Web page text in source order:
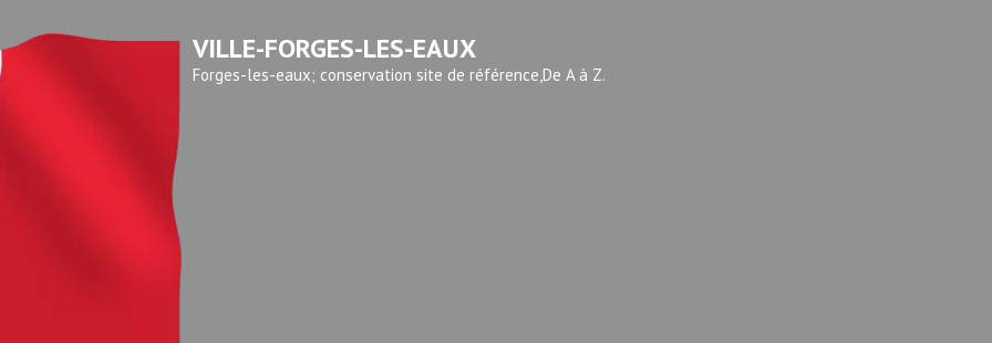
VILLE-FORGES-LES-EAUX
Forges-les-eaux; conservation site de référence,De A à Z.